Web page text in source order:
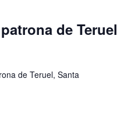
de Teruel
de Teruel, Santa